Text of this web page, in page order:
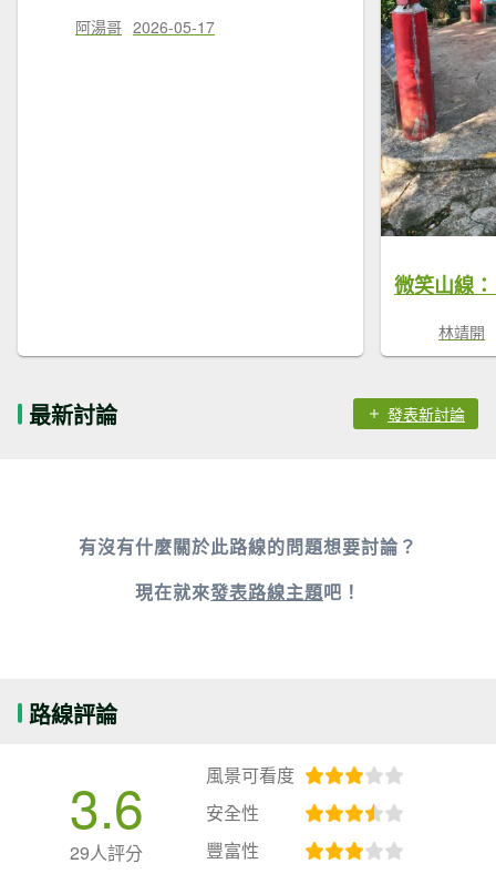
阿湯哥 2026-05-17
林靖開
最新討論 發表新討論
有沒有什麼關於此路線的問題想要討論？
現在就來發表路線主題吧！
路線評論
3.6
29人評分
風景可看度
安全性
豐富性